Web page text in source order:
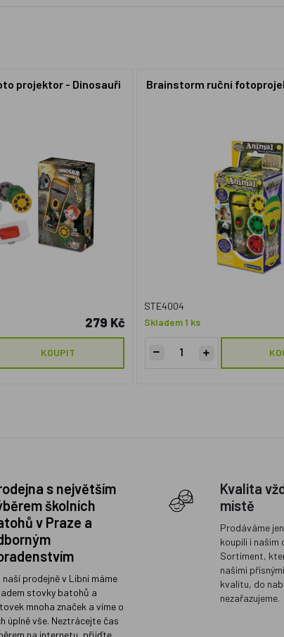
projektor - Dinosauři
279 Kč
KOUPIT
Brainstorm ruční
STE4004
Skladem 1 ks
s největším
školních
v Praze a
naší prodejně v Libni máme
stovky batohů a
mnoha značek a víme o
úplně vše. Neztrácejte čas
na internetu, přijďte
Kvalita
místě
Prodáváme
koupili i našim
Sortiment,
našimi
kvalitu, do
nezařazujeme.